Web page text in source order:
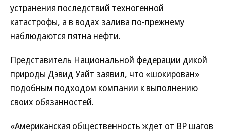
устранения последствий техногенной
катастрофы, а в водах залива по-прежнему
наблюдаются пятна нефти.
Представитель Национальной федерации дикой
природы Дэвид Уайт заявил, что «шокирован»
подобным подходом компании к выполнению
своих обязанностей.
«Американская общественность ждет от BP шагов